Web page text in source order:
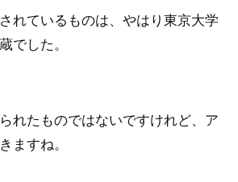
れているものは、やはり東京大学
でした。
れたものではないですけれど、ア
ますね。